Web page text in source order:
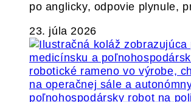
po anglicky, odpovie plynule,
23. júla 2026